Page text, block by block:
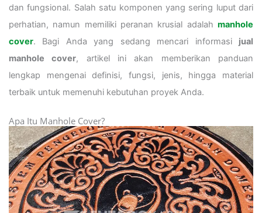
dan fungsional. Salah satu komponen yang sering luput dari
perhatian, namun memiliki peranan krusial adalah manhole
cover. Bagi Anda yang sedang mencari informasi jual
manhole cover, artikel ini akan memberikan panduan
lengkap mengenai definisi, fungsi, jenis, hingga material
terbaik untuk memenuhi kebutuhan proyek Anda.
Apa Itu Manhole Cover?